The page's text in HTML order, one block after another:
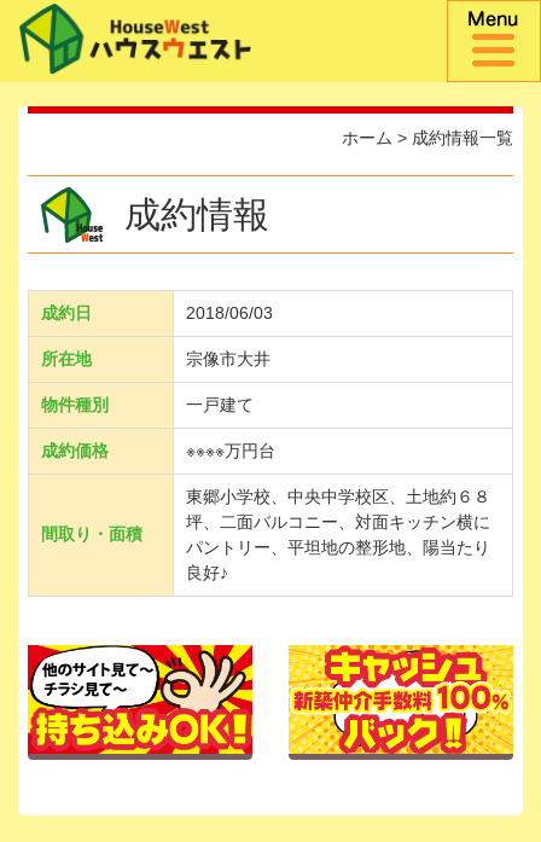
ホーム > 成約情報一覧
成約情報
成約日 2018/06/03
所在地 宗像市大井
物件種別 一戸建て
成約価格 ※※※※万円台
間取り・面積
東郷小学校、中央中学校区、土地約６８
坪、二面バルコニー、対面キッチン横に
パントリー、平坦地の整形地、陽当たり
良好♪